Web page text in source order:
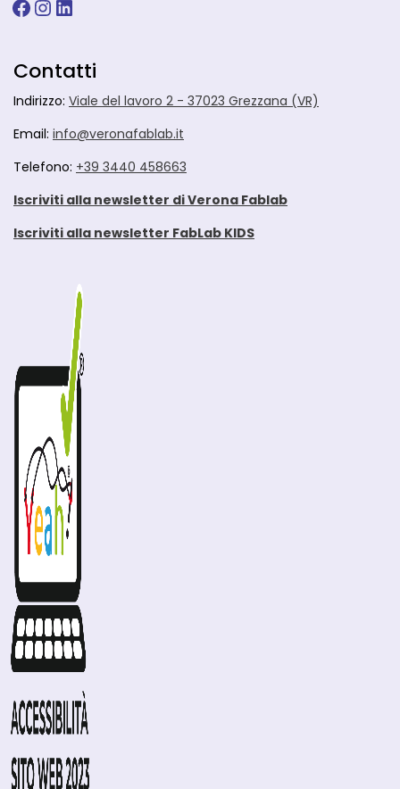
Facebook
Instagram
LinkedIn
Contatti
Indirizzo: Viale del lavoro 2 - 37023 Grezzana (VR)
Email: info@veronafablab.it
Telefono: +39 3440 458663
Iscriviti alla newsletter di Verona Fablab
Iscriviti alla newsletter FabLab KIDS